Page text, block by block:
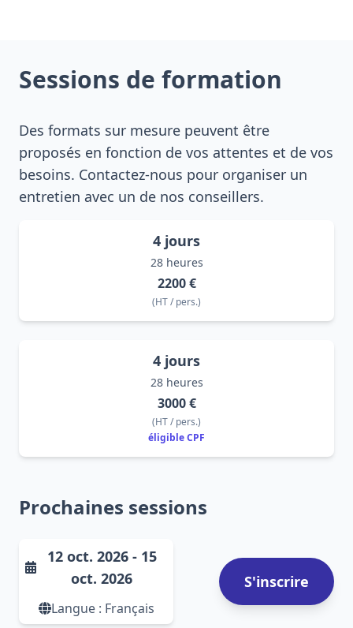
Sessions de formation
Des formats sur mesure peuvent être
proposés en fonction de vos attentes et de vos
besoins. Contactez-nous pour organiser un
entretien avec un de nos conseillers.
4 jours
28 heures
2200€
(HT / pers.)
4 jours
28 heures
3000€
(HT / pers.)
éligible CPF
Prochaines sessions
12 oct. 2026 - 15
oct. 2026
Langue : Français
S'inscrire